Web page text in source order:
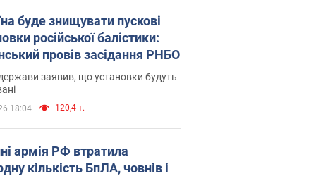
буде знищувати пускові
російської балістики:
провів засідання РНБО
заявив, що установки будуть
18:04 120,4 т.
армія РФ втратила
кількість БпЛА, човнів і